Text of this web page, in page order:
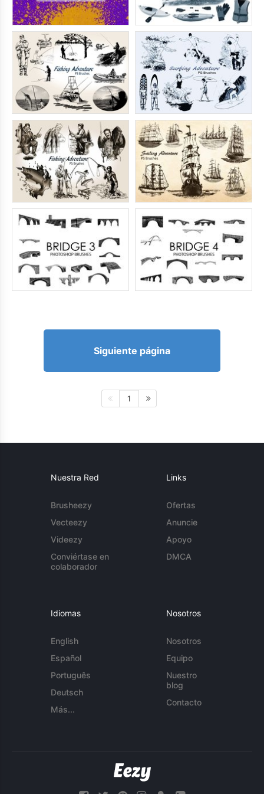
Siguiente página
1
Nuestra Red
Brusheezy
Vecteezy
Videezy
Conviértase en
colaborador
Links
Ofertas
Anuncie
Apoyo
DMCA
Idiomas
English
Español
Português
Deutsch
Más...
Nosotros
Nosotros
Equipo
Nuestro
blog
Contacto